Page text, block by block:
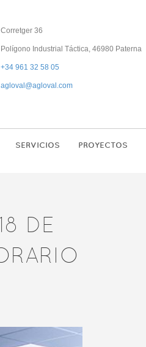
Corretger 36
Polígono Industrial Táctica, 46980 Paterna
+34 961 32 58 05
agloval@agloval.com
SERVICIOS PROYECTOS
DE